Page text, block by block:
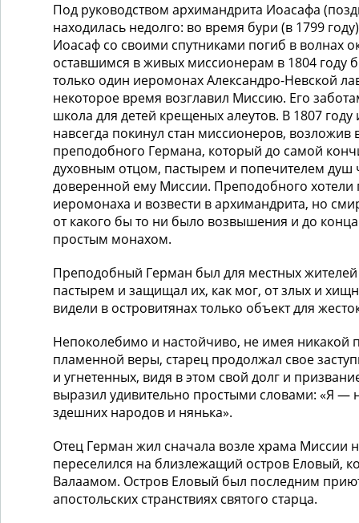
Под руководством архимандрита Иоасафа
нахо­дилась недолго: во время бури (в 1799
Иоасаф со своими спутниками погиб в волнах
оставшимся в живых миссионе­рам в 1804 году
только один иеромонах Александро-Невской
некоторое время возглавил Миссию. Его
школа для детей крещеных алеутов. В 1807
навсегда покинул стан миссионеров, возложив
преподоб­ного Германа, который до самой
духовным отцом, пастырем и попечителем душ
доверенной ему Миссии. Препо­добного хотели
иеромонаха и возвести в архимандрита, но
от какого бы то ни было возвышения и до
простым монахом.
Преподобный Герман был для местных
пастырем и защищал их, как мог, от злых и
видели в островитя­нах только объект для
Непоколебимо и настойчиво, не имея никакой
пла­­мен­ной веры, старец продолжал свое
и угне­тен­ных, видя в этом свой долг и
выра­зил уди­вительно простыми словами: «Я —
здешних народов и нянька».
Отец Герман жил сначала возле храма Миссии
пере­се­лился на близлежащий остров Еловый,
Валаамом. Остров Ело­вый был последним
апостольских странствиях свя­того старца.